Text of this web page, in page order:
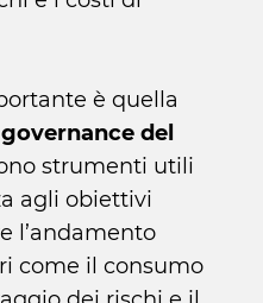
è quella
del
strumenti utili
agli obiettivi
l’andamento
come il consumo